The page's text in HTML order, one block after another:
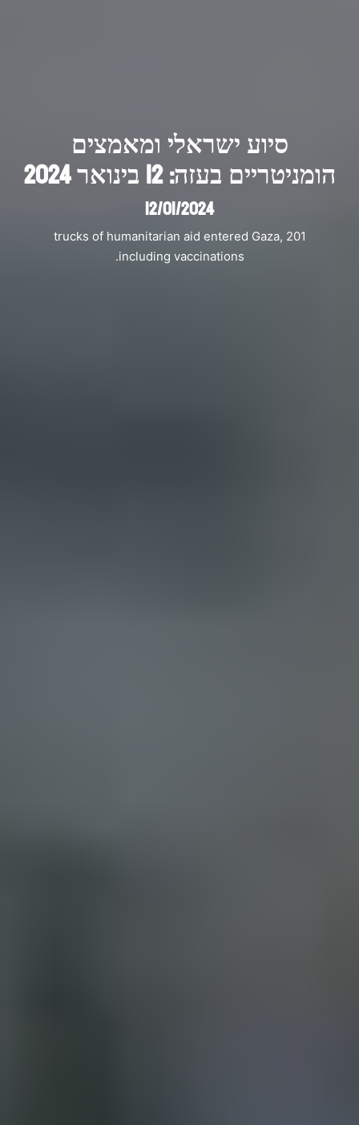
סיוע ישראלי ומאמצים
הומניטריים בעזה: 12 בינואר 2024
12/01/2024
201 trucks of humanitarian aid entered Gaza,
including vaccinations.